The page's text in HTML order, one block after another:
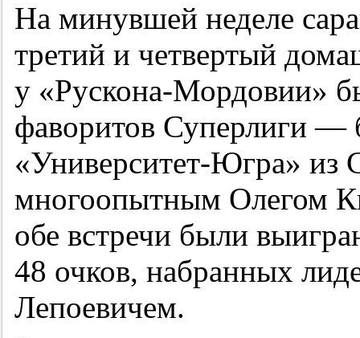
На минувшей неделе
третий и четвертый
у «Рускона-Мордовии»
фаворитов Суперлиги —
«Университет-Югра» из
многоопытным Олегом
обе встречи были
48 очков, набранных
Лепоевичем.